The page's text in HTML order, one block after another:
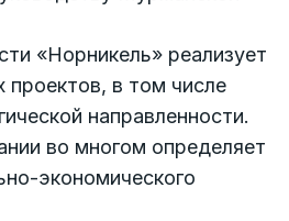
«Норникель» реализует
проектов, в том числе
направленности.
во многом определяет
экономического